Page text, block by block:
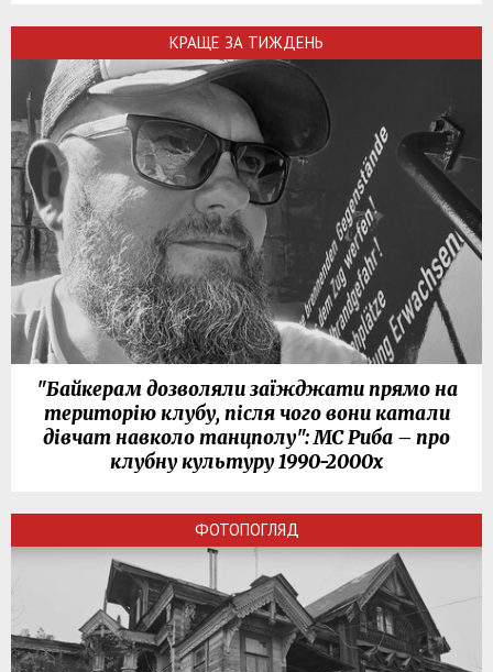
КРАЩЕ ЗА ТИЖДЕНЬ
"Байкерам дозволяли заїжджати прямо на
територію клубу, після чого вони катали
дівчат навколо танцполу": МС Риба – про
клубну культуру 1990-2000х
ФОТОПОГЛЯД